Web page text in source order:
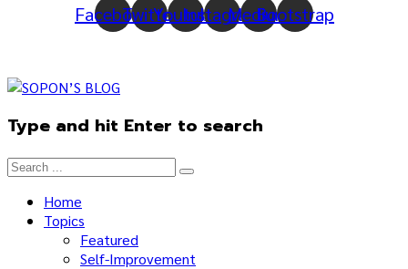
FacebookTwitterYoutubeInstagram
Medium
Bootstrap
Type and hit Enter to search
Home
Topics
Featured
Self-Improvement